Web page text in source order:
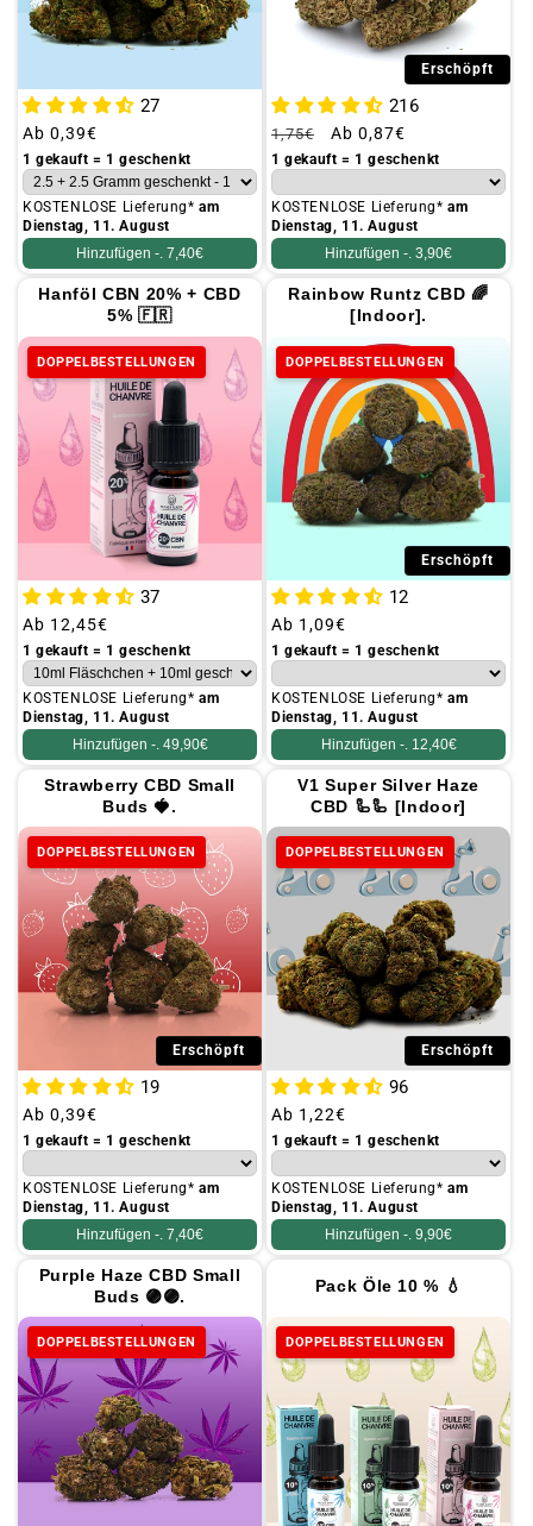
27
Üblicher
Preis
Ab 0,39€
1 gekauft = 1 geschenkt
KOSTENLOSE Lieferung*am
Dienstag, 11. August
Hinzufügen -. 7,40€
Erschöpft
216
Üblicher
Preis
1,75€ Aktionspreis
Ab 0,87€
1 gekauft = 1 geschenkt
KOSTENLOSE Lieferung*am
Dienstag, 11. August
Hinzufügen -. 3,90€
Hanföl CBN 20% + CBD
5% 🇫🇷
DOPPELBESTELLUNGEN
37
Üblicher
Preis
Ab 12,45€
1 gekauft = 1 geschenkt
KOSTENLOSE Lieferung*am
Dienstag, 11. August
Hinzufügen -. 49,90€
Rainbow Runtz CBD 🌈
[Indoor].
DOPPELBESTELLUNGEN
Erschöpft
12
Üblicher
Preis
Ab 1,09€
1 gekauft = 1 geschenkt
KOSTENLOSE Lieferung*am
Dienstag, 11. August
Hinzufügen -. 12,40€
Strawberry CBD Small
Buds 🍓.
DOPPELBESTELLUNGEN
Erschöpft
19
Üblicher
Preis
Ab 0,39€
1 gekauft = 1 geschenkt
KOSTENLOSE Lieferung*am
Dienstag, 11. August
Hinzufügen -. 7,40€
V1 Super Silver Haze
CBD 🦾🦾 [Indoor]
DOPPELBESTELLUNGEN
Erschöpft
96
Üblicher
Preis
Ab 1,22€
1 gekauft = 1 geschenkt
KOSTENLOSE Lieferung*am
Dienstag, 11. August
Hinzufügen -. 9,90€
Purple Haze CBD Small
Buds 🟣🟣.
DOPPELBESTELLUNGEN
Pack Öle 10 % 💧
DOPPELBESTELLUNGEN